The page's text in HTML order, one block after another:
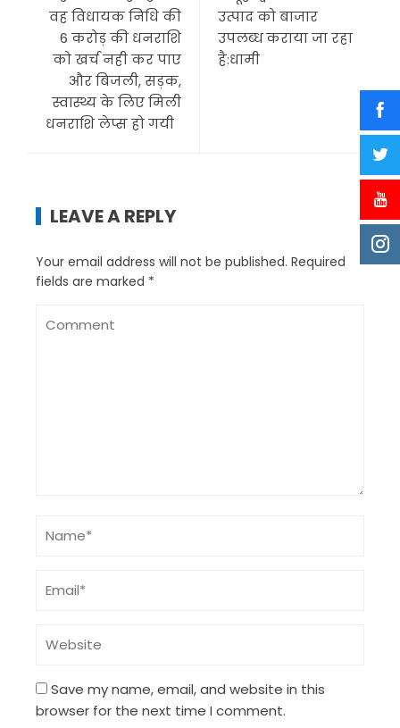
वह विधायक निधि की
6 करोड़ की धनराशि
को खर्च नही कर पाए
और बिजली, सड़क,
स्वास्थ्य के लिए मिली
धनराशि लेप्स हो गयी
उत्पाद को बाजार
उपलब्ध कराया जा रहा
है:धामी
LEAVE A REPLY
Your email address will not be published. Required
fields are marked *
Save my name, email, and website in this
browser for the next time I comment.